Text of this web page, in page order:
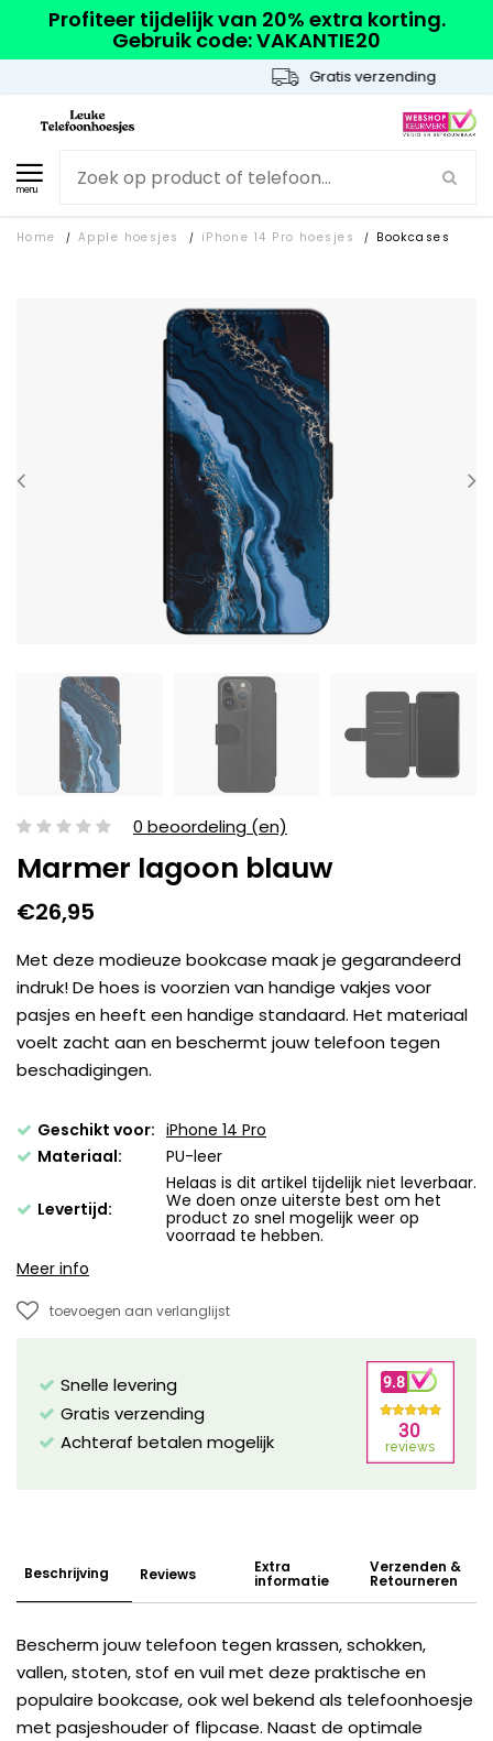
Profiteer tijdelijk van 20% extra korting.
Gebruik code: VAKANTIE20
Gratis verzending
menu
Home / Apple hoesjes / iPhone 14 Pro hoesjes / Bookcases
0 beoordeling (en)
Marmer lagoon blauw
€26,95
Met deze modieuze bookcase maak je gegarandeerd
indruk! De hoes is voorzien van handige vakjes voor
pasjes en heeft een handige standaard. Het materiaal
voelt zacht aan en beschermt jouw telefoon tegen
beschadigingen.
Geschikt voor: iPhone 14 Pro
Materiaal:
PU-leer
Levertijd:
Helaas is dit artikel tijdelijk niet leverbaar.
We doen onze uiterste best om het
product zo snel mogelijk weer op
voorraad te hebben.
Meer info
toevoegen aan verlanglijst
Snelle levering
Gratis verzending
Achteraf betalen mogelijk
Beschrijving Reviews Extra
informatie
Verzenden &
Retourneren
Bescherm jouw telefoon tegen krassen, schokken,
vallen, stoten, stof en vuil met deze praktische en
populaire bookcase, ook wel bekend als telefoonhoesje
met pasjeshouder of flipcase. Naast de optimale